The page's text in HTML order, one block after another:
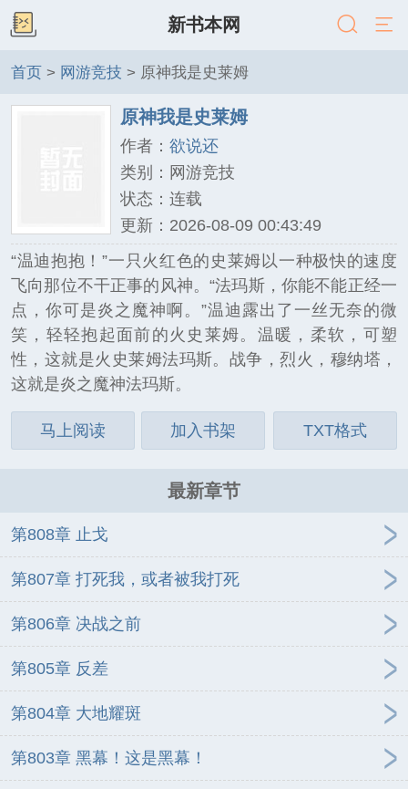
新书本网
首页 > 网游竞技 > 原神我是史莱姆
原神我是史莱姆
作者： 欲说还
类别：网游竞技
状态：连载
更新：2026-08-09 00:43:49
“温迪抱抱！”一只火红色的史莱姆以一种极快的速度
飞向那位不干正事的风神。“法玛斯，你能不能正经一
点，你可是炎之魔神啊。”温迪露出了一丝无奈的微
笑，轻轻抱起面前的火史莱姆。温暖，柔软，可塑
性，这就是火史莱姆法玛斯。战争，烈火，穆纳塔，
这就是炎之魔神法玛斯。
马上阅读 加入书架 TXT格式
最新章节
第808章 止戈
第807章 打死我，或者被我打死
第806章 决战之前
第805章 反差
第804章 大地耀斑
第803章 黑幕！这是黑幕！